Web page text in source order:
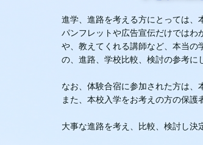
進学、進路を考える方にとっては、
パンフレットや広告宣伝だけではわ
や、教えてくれる講師など、本当の
の、進路、学校比較、検討の参考に
なお、体験合宿に参加された方は、
また、本校入学をお考えの方の保護
大事な進路を考え、比較、検討し決